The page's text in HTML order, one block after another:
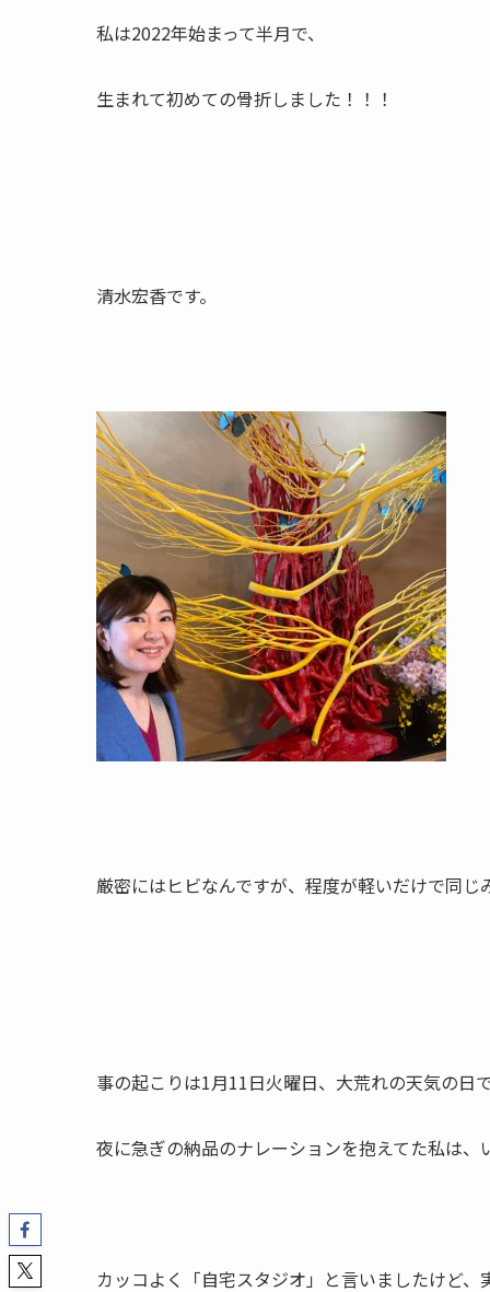
私は2022年始まって半月で、
生まれて初めての骨折しました！！！
清水宏香です。
厳密にはヒビなんですが、程度が軽いだけで同じ
事の起こりは1月11日火曜日、大荒れの天気の日
夜に急ぎの納品のナレーションを抱えてた私は
カッコよく「自宅スタジオ」と言いましたけど